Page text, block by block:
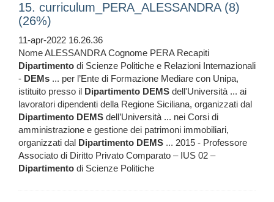
15. curriculum_PERA_ALESSANDRA (8)
(26%)
11-apr-2022 16.26.36
Nome ALESSANDRA Cognome PERA Recapiti
Dipartimento di Scienze Politiche e Relazioni Internazionali
- DEMs ... per l’Ente di Formazione Mediare con Unipa,
istituito presso il Dipartimento DEMS dell'Università ... ai
lavoratori dipendenti della Regione Siciliana, organizzati dal
Dipartimento DEMS dell’Università ... nei Corsi di
amministrazione e gestione dei patrimoni immobiliari,
organizzati dal Dipartimento DEMS ... 2015 - Professore
Associato di Diritto Privato Comparato – IUS 02 –
Dipartimento di Scienze Politiche